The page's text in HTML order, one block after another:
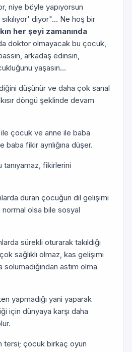
niye böyle yapıyorsun
diyor"... Ne hoş bir
her şeyi zamanında
doktor olmayacak bu çocuk,
arkadaş edinsin,
yaşasın...
düşünür ve daha çok sanal
döngü şeklinde devam
çocuk ve anne ile baba
baba fikir ayrılığına düşer.
fikirlerini
duran çocuğun dil gelişimi
olsa bile sosyal
sürekli oturarak takıldığı
sağlıklı olmaz, kas gelişimi
astım olma
yapmadığı yani yaparak
için dünyaya karşı daha
tersi; çocuk birkaç oyun